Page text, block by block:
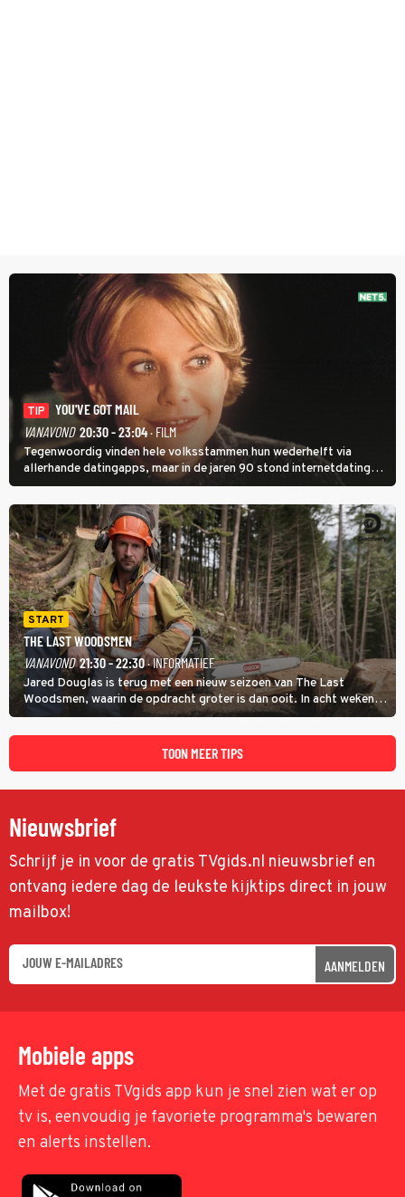
TIP
YOU'VE GOT MAIL
VANAVOND 20:30 - 23:04· FILM
Tegenwoordig vinden hele volksstammen hun wederhelft via
allerhande datingapps, maar in de jaren 90 stond internetdating
nog in de kinderschoenen. In de film You've Got Mail zie je dat
terug.
START
THE LAST WOODSMEN
VANAVOND 21:30 - 22:30· INFORMATIEF
Jared Douglas is terug met een nieuw seizoen van The Last
Woodsmen, waarin de opdracht groter is dan ooit. In acht weken
tijd probeert hij een miljoen dollar bij elkaar te vergaren om de
toekomst van het houthakkersbedrijf te verzekeren.
TOON MEER TIPS
Nieuwsbrief
Schrijf je in voor de gratis TVgids.nl nieuwsbrief en
ontvang iedere dag de leukste kijktips direct in jouw
mailbox!
AANMELDEN
Mobiele apps
Met de gratis TVgids app kun je snel zien wat er op
tv is, eenvoudig je favoriete programma's bewaren
en alerts instellen.